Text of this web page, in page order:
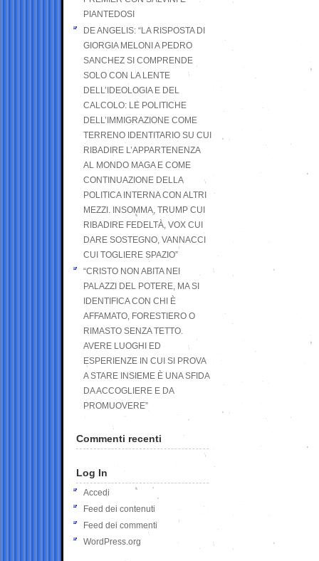
PIANTEDOSI
DE ANGELIS: “LA RISPOSTA DI
GIORGIA MELONI A PEDRO
SANCHEZ SI COMPRENDE
SOLO CON LA LENTE
DELL’IDEOLOGIA E DEL
CALCOLO: LE POLITICHE
DELL’IMMIGRAZIONE COME
TERRENO IDENTITARIO SU CUI
RIBADIRE L’APPARTENENZA
AL MONDO MAGA E COME
CONTINUAZIONE DELLA
POLITICA INTERNA CON ALTRI
MEZZI. INSOMMA, TRUMP CUI
RIBADIRE FEDELTÀ, VOX CUI
DARE SOSTEGNO, VANNACCI
CUI TOGLIERE SPAZIO”
“CRISTO NON ABITA NEI
PALAZZI DEL POTERE, MA SI
IDENTIFICA CON CHI È
AFFAMATO, FORESTIERO O
RIMASTO SENZA TETTO.
AVERE LUOGHI ED
ESPERIENZE IN CUI SI PROVA
A STARE INSIEME È UNA SFIDA
DA ACCOGLIERE E DA
PROMUOVERE”
Commenti recenti
Log In
Accedi
Feed dei contenuti
Feed dei commenti
WordPress.org